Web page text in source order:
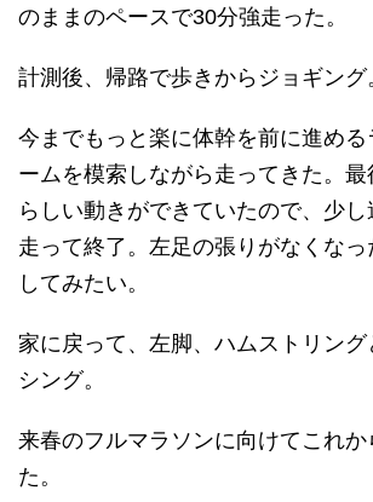
のままのペースで30分強走った。
計測後、帰路で歩きからジョギング
今までもっと楽に体幹を前に進める
ームを模索しながら走ってきた。
らしい動きができていたので、少
走って終了。左足の張りがなくな
してみたい。
家に戻って、左脚、ハムストリング
シング。
来春のフルマラソンに向けてこれか
た。